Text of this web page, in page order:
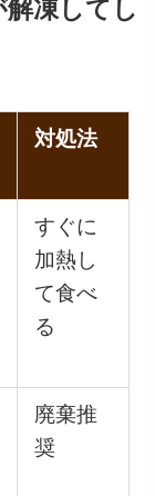
凍してし
対処法
すぐに
加熱し
て食べ
る
廃棄推
奨